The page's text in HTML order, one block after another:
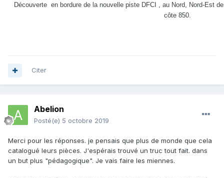
Découverte en bordure de la nouvelle piste DFCI , au Nord, Nord-Est
côte 850.
Citer
Abelion
Posté(e) 5 octobre 2019
Merci pour les réponses. je pensais que plus de monde que cela
catalogué leurs pièces. J'espérais trouvé un truc tout fait. dans
un but plus "pédagogique". Je vais faire les miennes.